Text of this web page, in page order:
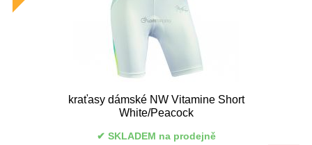
kraťasy dámské NW Vitamine Short
White/Peacock
SKLADEM na prodejně